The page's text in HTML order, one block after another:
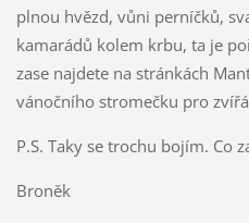
plnou hvězd, vůni perníčků,
kamarádů kolem krbu, ta je
zase najdete na stránkách
vánočního stromečku pro
P.S. Taky se trochu bojím. Co
Broněk